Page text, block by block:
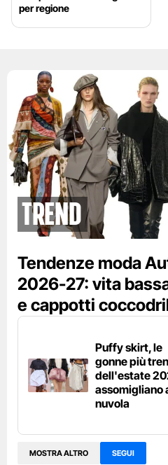
per regione
Trend
Tendenze moda
2026-27: vita
e cappotti
Puffy skirt, le
gonne più
dell'estate
assomigliano
nuvola
MOSTRA ALTRO SEGUI